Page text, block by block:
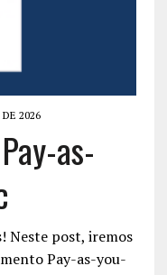
2026
as-
Neste post, iremos
Pay-as-you-